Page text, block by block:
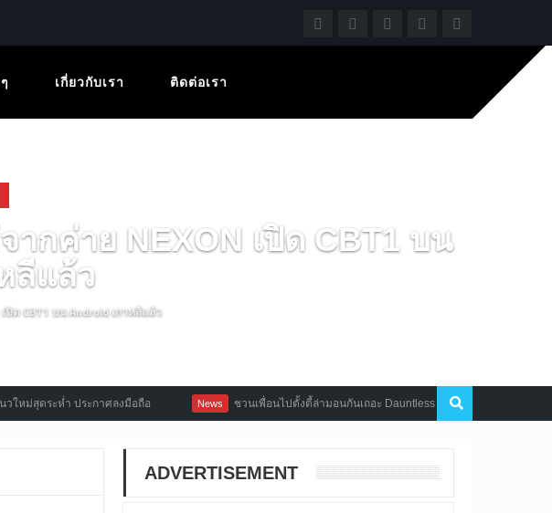
เกี่ยวกับเรา ติดต่อเรา
ากค่าย NEXON เปิด CBT1 บน
ลีแล้ว
ด CBT1 บน Android เกาหลีแล้ว
ระกาศลงมือถือ News ชวนเพื่อนไปตั้งตี้ล่ามอนกันเถอะ Dauntless เปิด OBT เล่นฟรีแล้ววันนี้
ADVERTISEMENT